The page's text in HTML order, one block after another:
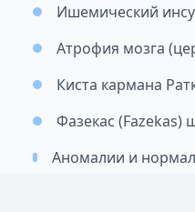
Ишемический
Атрофия мозга
Киста кармана
Фазекас (Fazekas)